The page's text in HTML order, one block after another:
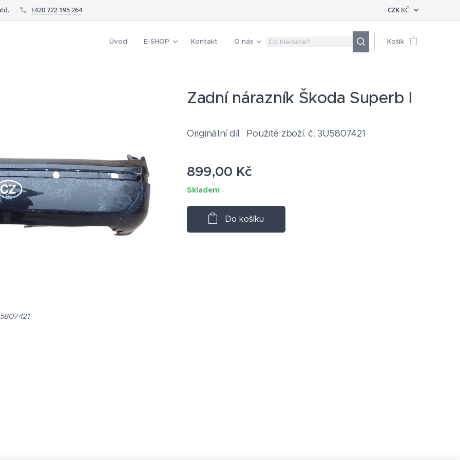
+420 722 195 264 CZK KČ
Úvod E-SHOP Kontakt O nás Košík
Zadní nárazník Škoda Superb I
Originální díl. Použité zboží. č. 3U5807421
899,00 Kč
Skladem
Do košíku